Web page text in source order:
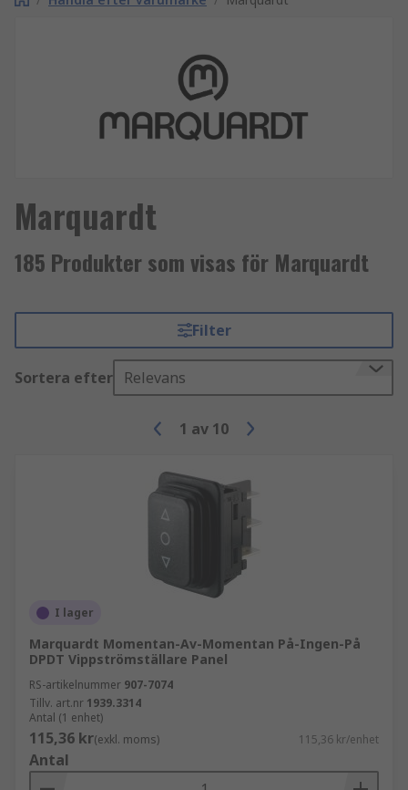
Marquardt
185 Produkter som visas för Marquardt
Filter
Sortera efter Relevans
1 av 10
I lager
Marquardt Momentan-Av-Momentan På-Ingen-På
DPDT Vippströmställare Panel
RS-artikelnummer 907-7074
Tillv. art.nr 1939.3314
Antal (1 enhet)
115,36 kr(exkl. moms) 115,36 kr/enhet
Antal